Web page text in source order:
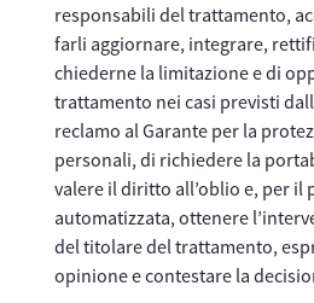
responsabili del trattamento,
farli aggiornare, integrare,
chiederne la limitazione e di
trattamento nei casi previsti
reclamo al Garante per la
personali, di richiedere la
valere il diritto all’oblio e, per il
automatizzata, ottenere
del titolare del trattamento,
opinione e contestare la